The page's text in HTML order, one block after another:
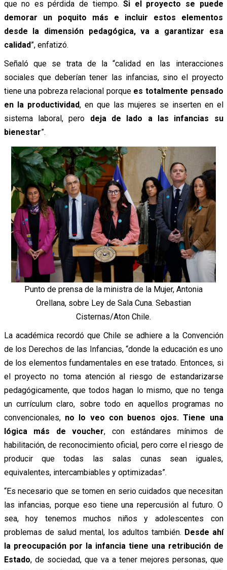
que no es pérdida de tiempo.Si el proyecto se puede
demorar un poquito más e incluir estos elementos
desde la dimensión pedagógica, va a garantizar esa
calidad”, enfatizó.
Señaló que se trata de la “calidad en las interacciones
sociales que deberían tener las infancias, sino el proyecto
tiene una pobreza relacional porquees totalmente pensado
en la productividad, en que las mujeres se inserten en el
sistema laboral, pero deja de lado a las infancias su
bienestar”.
Punto de prensa de la ministra de la Mujer, Antonia
Orellana, sobre Ley de Sala Cuna. Sebastian
Cisternas/Aton Chile.
La académica recordó que Chile se adhiere a la Convención
de los Derechos de las Infancias, “donde la educación es uno
de los elementos fundamentales en ese tratado. Entonces, si
el proyecto no toma atención al riesgo de estandarizarse
pedagógicamente, que todos hagan lo mismo, que no tenga
un currículum claro, sobre todo en aquellos programas no
convencionales, no lo veo con buenos ojos. Tiene una
lógica más de voucher, con estándares mínimos de
habilitación, de reconocimiento oficial, pero corre el riesgo de
producir que todas las salas cunas sean iguales,
equivalentes, intercambiables y optimizadas”.
“Es necesario que se tomen en serio cuidados que necesitan
las infancias, porque eso tiene una repercusión al futuro. O
sea, hoy tenemos muchos niños y adolescentes con
problemas de salud mental, los adultos también. Desde ahí
la preocupación por la infancia tiene una retribución de
Estado, de sociedad, que va a tener mejores personas, que